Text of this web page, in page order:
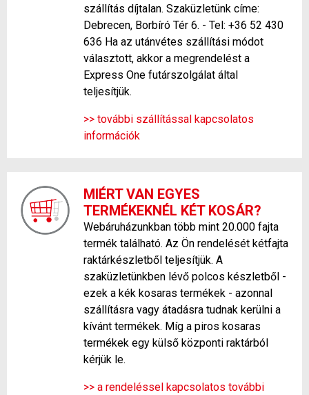
szállítás díjtalan. Szaküzletünk címe:
Debrecen, Borbíró Tér 6. - Tel: +36 52 430
636 Ha az utánvétes szállítási módot
választott, akkor a megrendelést a
Express One futárszolgálat által
teljesítjük.
>> további szállítással kapcsolatos
információk
MIÉRT VAN EGYES
TERMÉKEKNÉL KÉT KOSÁR?
Webáruházunkban több mint 20.000 fajta
termék található. Az Ön rendelését kétfajta
raktárkészletből teljesítjük. A
szaküzletünkben lévő polcos készletből -
ezek a kék kosaras termékek - azonnal
szállításra vagy átadásra tudnak kerülni a
kívánt termékek. Míg a piros kosaras
termékek egy külső központi raktárból
kérjük le.
>> a rendeléssel kapcsolatos további